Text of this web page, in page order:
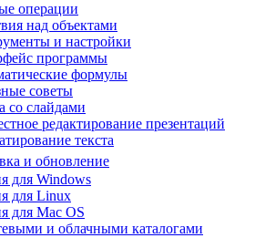
операции
над объектами
и настройки
программы
формулы
советы
со слайдами
редактирование презентаций
текста
и обновление
для Windows
для Linux
для Mac OS
и облачными каталогами